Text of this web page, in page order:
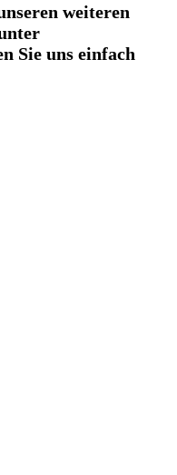
weiteren
Sie uns einfach